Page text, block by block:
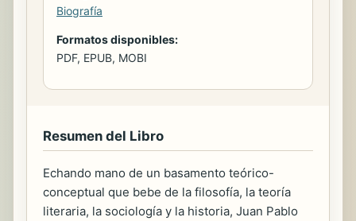
Biografía
Formatos disponibles:
PDF, EPUB, MOBI
Resumen del Libro
Echando mano de un basamento teórico-
conceptual que bebe de la filosofía, la teoría
literaria, la sociología y la historia, Juan Pablo